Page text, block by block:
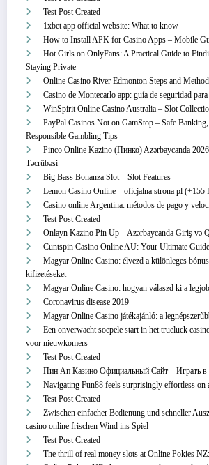
Test Post Created
1xbet app official website: What to know
How to Install APK for Casino Apps – Mobile
Hot Girls on OnlyFans: A Practical Guide to
Staying Private
Online Casino River Edmonton Steps and
Casino de Montecarlo app: guía de seguridad
WinSpirit Online Casino Australia – Slot
PayPal Casinos Not on GamStop – Safe
Responsible Gambling Tips
Pinco Online Kazino (Пинко) Azərbaycanda
Təcrübəsi
Big Bass Bonanza Slot – Slot Features
Lemon Casino Online – oficjalna strona pl (+155
Casino online Argentina: métodos de pago y
Test Post Created
Onlayn Kazino Pin Up – Azərbaycanda Giriş və
Cuntspin Casino Online AU: Your Ultimate Guide
Magyar Online Casino: élvezd a különleges
kifizetéseket
Magyar Online Casino: hogyan válaszd ki a
Coronavirus disease 2019
Magyar Online Casino játékajánló: a
Een onverwacht soepele start in het trueluck
voor nieuwkomers
Test Post Created
Пин Ап Казино Официальный Сайт – Играть
Navigating Fun88 feels surprisingly effortless on
Test Post Created
Zwischen einfacher Bedienung und schneller
casino online frischen Wind ins Spiel
Test Post Created
The thrill of real money slots at Online Pokies